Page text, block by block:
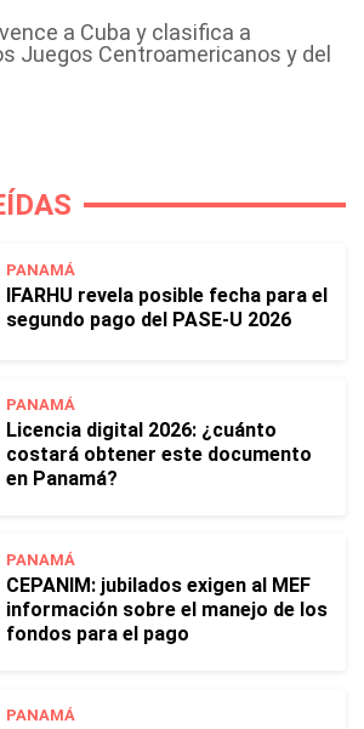
a Cuba y clasifica a
Juegos Centroamericanos y del
PANAMÁ
IFARHU revela posible fecha para el
segundo pago del PASE-U 2026
PANAMÁ
Licencia digital 2026: ¿cuánto
costará obtener este documento
en Panamá?
PANAMÁ
CEPANIM: jubilados exigen al MEF
información sobre el manejo de los
fondos para el pago
PANAMÁ